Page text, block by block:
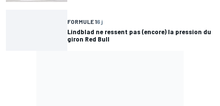
FORMULE 16 j
Lindblad ne ressent pas (encore) la pression du
giron Red Bull